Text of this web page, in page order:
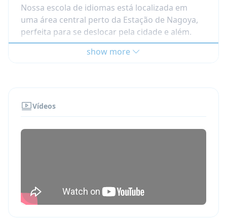
Nossa escola de idiomas está localizada em
uma área central perto da Estação de Nagoya,
perfeita para se deslocar pela cidade e além.
Escola de idiomas credenciada em
Nagoya
Seu curso de japonês é organizado com uma
respeitável escola de idiomas local em Nagoya,
Japão. A escola é conhecida por sua abordagem
qualidade, incluindo acreditação internacional.
atividades e excursões (gratuitas ou pagas),
para que você possa praticar japonês além da
sala de aula.
show more
Vídeos